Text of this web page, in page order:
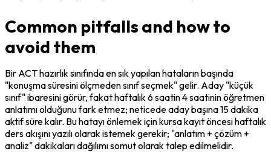
Common pitfalls and how to
avoid them
Bir ACT hazırlık sınıfında en sık yapılan hataların başında
"konuşma süresini ölçmeden sınıf seçmek" gelir. Aday "küçük
sınıf" ibaresini görür, fakat haftalık 6 saatin 4 saatinin öğretmen
anlatımı olduğunu fark etmez; neticede aday başına 15 dakika
aktif süre kalır. Bu hatayı önlemek için kursa kayıt öncesi haftalık
ders akışını yazılı olarak istemek gerekir; "anlatım + çözüm +
analiz" dakikaları dağılımı somut olarak talep edilmelidir.